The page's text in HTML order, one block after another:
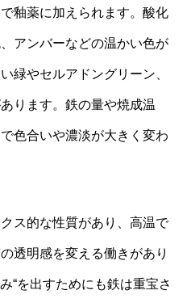
釉薬に加えられます。酸化
アンバーなどの温かい色が
緑やセルアドングリーン、
ります。鉄の量や焼成温
色合いや濃淡が大きく変わ
ス的な性質があり、高温で
透明感を変える働きがあり
“を出すためにも鉄は重宝さ